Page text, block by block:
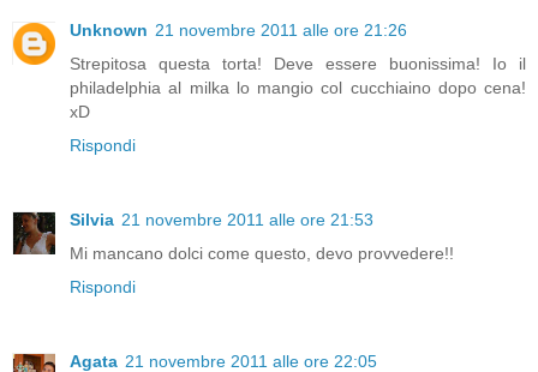
Unknown 21 novembre 2011 alle ore 21:26
Strepitosa questa torta! Deve essere buonissima! Io il
philadelphia al milka lo mangio col cucchiaino dopo cena!
xD
Rispondi
Silvia 21 novembre 2011 alle ore 21:53
Mi mancano dolci come questo, devo provvedere!!
Rispondi
Agata 21 novembre 2011 alle ore 22:05